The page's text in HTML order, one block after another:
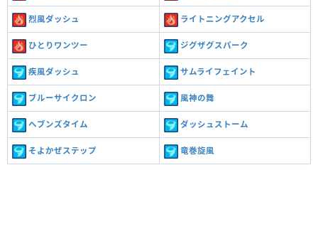
烈風ダッシュ ライトニングアクセル
ひとりワンツー ジグザグスパーク
疾風ダッシュ サムライフェイント
ブルーサイクロン 風神の舞
ヘブンズタイム ダッシュストーム
そよかぜステップ 竜巻旋風